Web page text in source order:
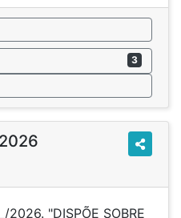
3
2026. "DISPÕE SOBRE